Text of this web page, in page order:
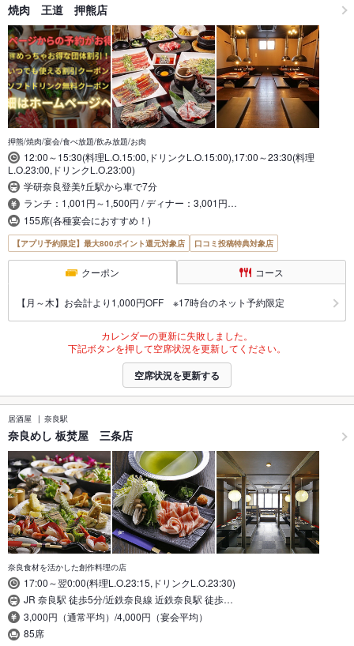
焼肉 王道 押熊店
押熊/焼肉/宴会/食べ放題/飲み放題/お肉
12:00～15:30(料理L.O.15:00,ドリンクL.O.15:00),17:00～23:30(料理
L.O.23:00,ドリンクL.O.23:00)
学研奈良登美ｹ丘駅から車で7分
ランチ：1,001円～1,500円 / ディナー：3,001円…
155席(各種宴会におすすめ！)
【アプリ予約限定】最大800ポイント還元対象店 口コミ投稿特典対象店
クーポン コース
【月～木】お会計より1,000円OFF ※17時台のネット予約限定
カレンダーの更新に失敗しました。
下記ボタンを押して空席状況を更新してください。
空席状況を更新する
居酒屋 奈良駅
奈良めし 板焚屋 三条店
奈良食材を活かした創作料理の店
17:00～翌0:00(料理L.O.23:15,ドリンクL.O.23:30)
JR 奈良駅 徒歩5分/近鉄奈良線 近鉄奈良駅 徒歩…
3,000円（通常平均）/4,000円（宴会平均）
85席